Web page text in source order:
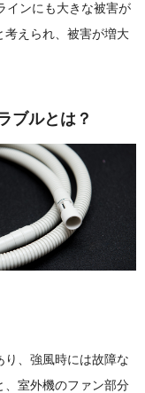
インにも大きな被害が
考えられ、被害が増大
ブルとは？
、強風時には故障な
、室外機のファン部分